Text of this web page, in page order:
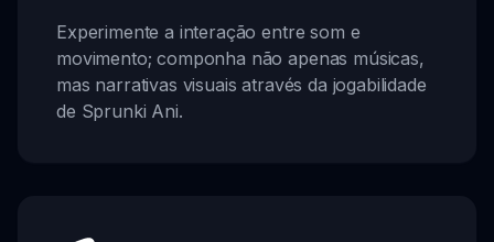
Experimente a interação entre som e
movimento; componha não apenas músicas,
mas narrativas visuais através da jogabilidade
de Sprunki Ani.